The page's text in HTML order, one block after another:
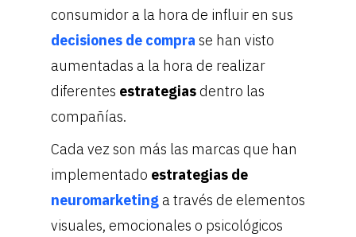
consumidor a la hora de influir en sus
decisiones de compra se han visto
aumentadas a la hora de realizar
diferentes estrategiasdentro las
compañías.
Cada vez son más las marcas que han
implementado estrategias de
neuromarketing a través de elementos
visuales, emocionales o psicológicos